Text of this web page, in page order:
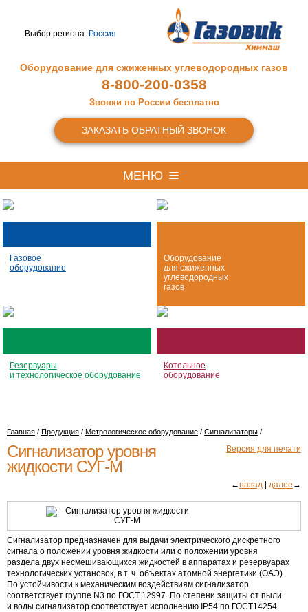
Выбор региона: Россия
Оборудование для сжиженных углеводородных газов
8-800-200-0358
Звонки по России бесплатно
ЗАКАЗАТЬ ОБРАТНЫЙ ЗВОНОК
МЕНЮ
Газовое
оборудование
Оборудование
для сжиженных
углеводородных
газов
Резервуары
и технологическое оборудование
Котельное
оборудование
Главная / Продукция / Метрологическое оборудование / Сигнализаторы /
Версия для печати
Сигнализатор уровня
жидкости СУГ-М
←назад | далее →
Сигнализатор предназначен для выдачи электрического дискретного
сигнала о положении уровня жидкости или о положении уровня
раздела двух несмешивающихся жидкостей в аппаратах и резервуарах
технологических установок, в т. ч. объектах атомной энергетики (ОАЭ).
По устойчивости к механическим воздействиям сигнализатор
соответствует группе N3 по ГОСТ 12997. По степени защиты от пыли
и воды сигнализатор соответствует исполнению IP54 по ГОСТ14254.